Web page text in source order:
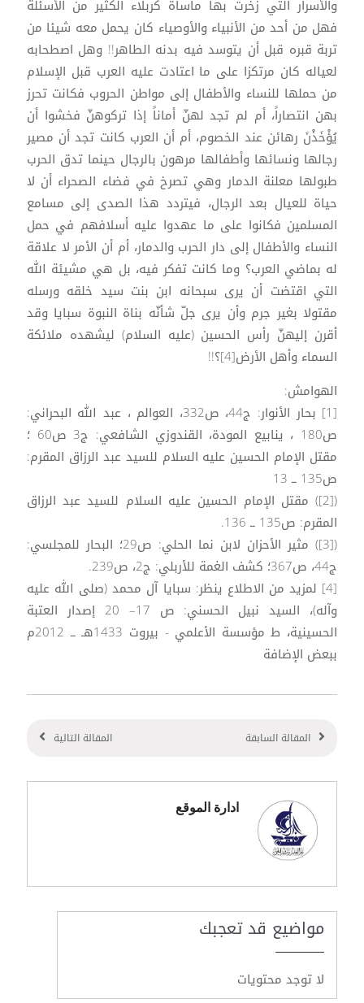
والأسرار التي زخرت بها مأساة كربلاء الكثير من الأسئلة
فهل من أحد من الأنبياء والأوصياء كان يحمل معه شيئا من
تربة قبره قبل أن يتوسد فيه بدنه الطاهر!! وهل اصطحابه
لعياله كان مرتكزا على ما اعتادت عليه العرب قبل الإسلام
من حملها للنساء والأطفال إلى مواطن الحروب فكانت تحرز
بهن انتصاراً، أم لم تجد لهنّ أماناً إذا تركوهنّ فخشوا أن
يُؤْخَذْنَ رهائن عند الخصوم، أم أن العرب كانت تجد أن مصير
رجالها ونسائها وأطفالها مرهون بالرجال حينما تدق الحرب
طبولها معلنة الدمار وهي تصرخ في فضاء الصحراء أن لا
حياة للعيال بعد الرجال، فيتردد هذا الصدى إلى مسامع
المسلمين فكانوا على ما عهدوا عليه أسلافهم في حمل
النساء والأطفال إلى دار الحرب والدمار، أم أن الأمر لا علاقة
له بماضي العرب؟ وما كانت تفكر فيه، بل هي مشيئة الله
التي اقتضت أن يرى سبحانه ابن بنت سيد خلقه ورسله
مقتولا بغير جرم وأن يرى جلّ شأنّه بناة النبوة سبايا وقد
أقرن إليهنّ رأس الحسين (عليه السلام) ليشهده ملائكة
السماء وأهل الأرض[4]؟!!
الهوامش:
[1] بحار الأنوار: ج44، ص332، العوالم ، عبد الله البحراني:
ص180 ، ينابيع المودة، القندوزي الشافعي: ج3 ص60 ؛
مقتل الإمام الحسين عليه السلام للسيد عبد الرزاق المقرم:
ص135 ــ 13
([2]) مقتل الإمام الحسين عليه السلام للسيد عبد الرزاق
المقرم: ص135 ــ 136.
([3]) مثير الأحزان لابن نما الحلي: ص29؛ البحار للمجلسي:
ج44، ص367؛ كشف الغمة للأربلي: ج2، ص239.
[4] لمزيد من الاطلاع ينظر: سبايا آل محمد (صلى الله عليه
وآله)، السيد نبيل الحسني: ص 17– 20 إصدار العتبة
الحسينية، ط مؤسسة الأعلمي - بيروت 1433هـ ــ 2012م
ببعض الإضافة
المقالة السابقة المقالة التالية
ادارة الموقع
مواضيع قد تعجبك
لا توجد محتويات